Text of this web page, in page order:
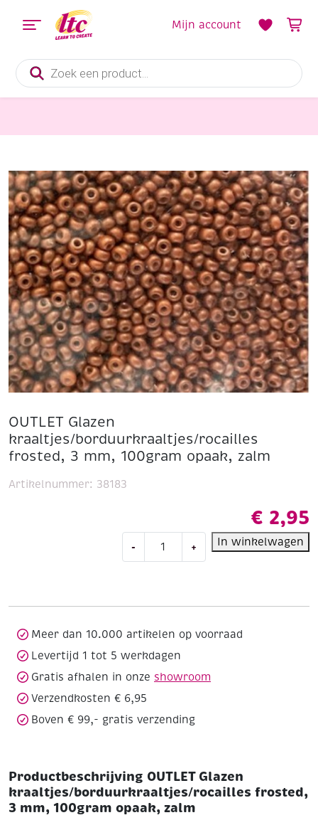
Producten
zoeken
Mijn account
OUTLET Glazen
kraaltjes/borduurkraaltjes/rocailles
frosted, 3 mm, 100gram opaak, zalm
€ 2,95
-
100gram
opaak,
aantal
+ In winkelwagen
Artikelnummer: 38183
Meer dan 10.000 artikelen op voorraad
Levertijd 1 tot 5 werkdagen
Gratis afhalen in onze showroom
Verzendkosten € 6,95
Boven € 99,- gratis verzending
Productbeschrijving OUTLET Glazen
kraaltjes/borduurkraaltjes/rocailles frosted,
3 mm, 100gram opaak, zalm